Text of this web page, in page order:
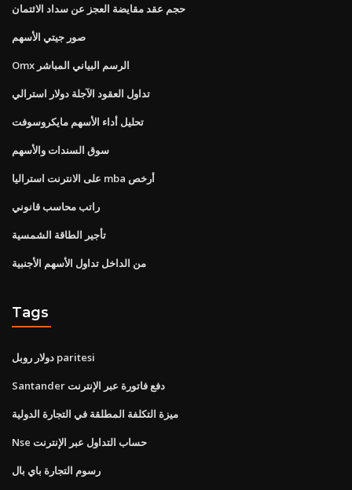
حجم عقد مقايضة العجز عن سداد الائتمان
صور جيتي الأسهم
Omx الرسم البياني المباشر
تداول العقود الآجلة دولار استرالي
تحليل أداء الأسهم مايكروسوفت
سوق السندات والأسهم
على الانترنت استراليا mba أرخص
راتب محاسب قانوني
تأجير الطاقة الشمسية
من الداخل تداول الأسهم الأجنبية
Tags
دولار روبل paritesi
Santander دفع فاتورة عبر الإنترنت
ميزة التكلفة المطلقة في التجارة الدولية
Nse حساب التداول عبر الإنترنت
رسوم التجارة باي بال